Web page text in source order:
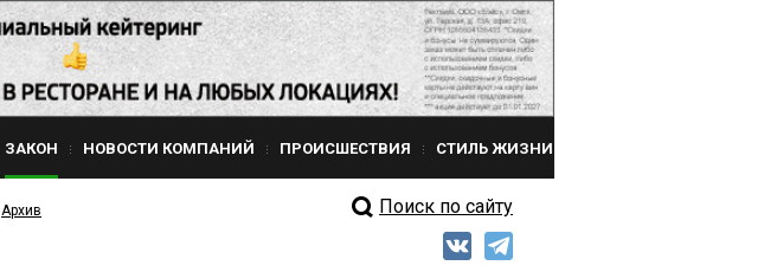
ЗАКОН НОВОСТИ КОМПАНИЙ ПРОИСШЕСТВИЯ СТИЛЬ ЖИЗНИ
Архив Поиск по сайту